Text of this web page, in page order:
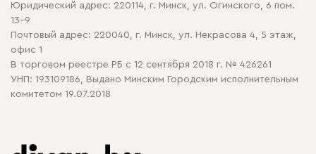
Политика в отношении обработки cookie
Юридический адрес: 220114, г. Минск, ул. Огинского, 6 пом.
13-9
Почтовый адрес: 220040, г. Минск, ул. Некрасова 4, 5 этаж,
офис 1
В торговом реестре РБ с 12 сентября 2018 г. № 426261
УНП: 193109186, Выдано Минским Городским исполнительным
комитетом 19.07.2018